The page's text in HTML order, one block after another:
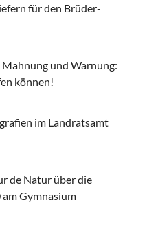
für den Brüder-
und Warnung:
können!
im Landratsamt
de Natur über die
Gymnasium